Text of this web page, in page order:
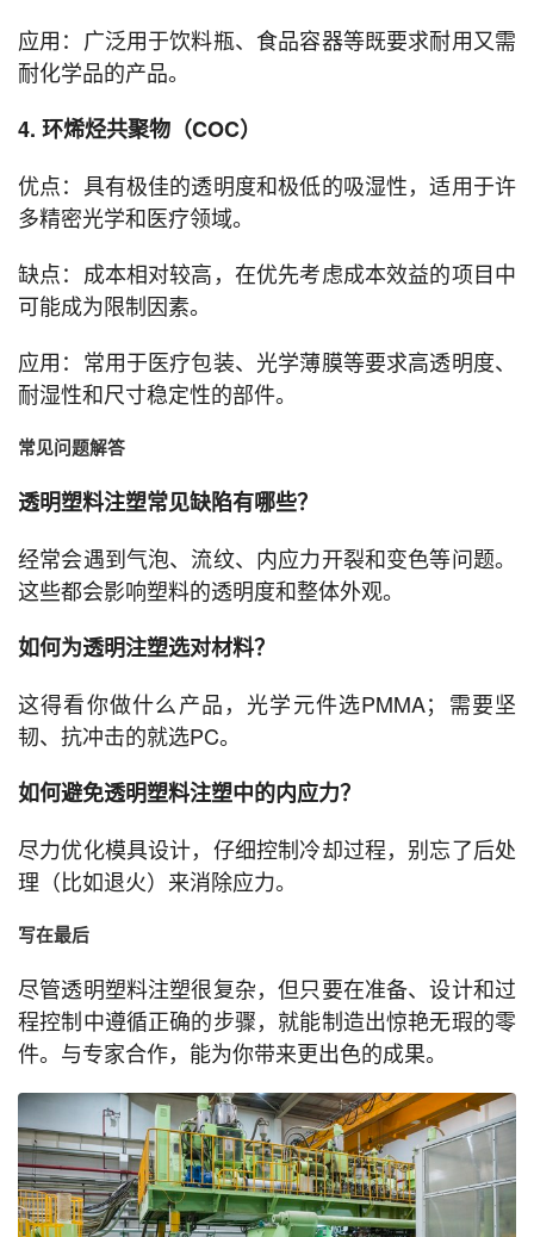
应用：广泛用于饮料瓶、食品容器等既要求耐用又需
耐化学品的产品。
4. 环烯烃共聚物（COC）
优点：具有极佳的透明度和极低的吸湿性，适用于许
多精密光学和医疗领域。
缺点：成本相对较高，在优先考虑成本效益的项目中
可能成为限制因素。
应用：常用于医疗包装、光学薄膜等要求高透明度、
耐湿性和尺寸稳定性的部件。
常见问题解答
透明塑料注塑常见缺陷有哪些？
经常会遇到气泡、流纹、内应力开裂和变色等问题。
这些都会影响塑料的透明度和整体外观。
如何为透明注塑选对材料？
这得看你做什么产品，光学元件选PMMA；需要坚
韧、抗冲击的就选PC。
如何避免透明塑料注塑中的内应力？
尽力优化模具设计，仔细控制冷却过程，别忘了后处
理（比如退火）来消除应力。
写在最后
尽管透明塑料注塑很复杂，但只要在准备、设计和过
程控制中遵循正确的步骤，就能制造出惊艳无瑕的零
件。与专家合作，能为你带来更出色的成果。